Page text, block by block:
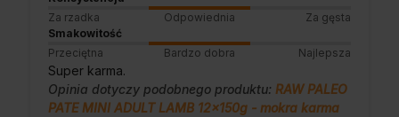
Za rzadka
Odpowiednia
Za gęsta
Smakowitość
Przeciętna
Bardzo dobra Najlepsza
Super karma.
Opinia dotyczy podobnego produktu: RAW PALEO
PATE MINI ADULT LAMB 12x150g - mokra karma